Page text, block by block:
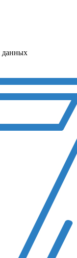
данных